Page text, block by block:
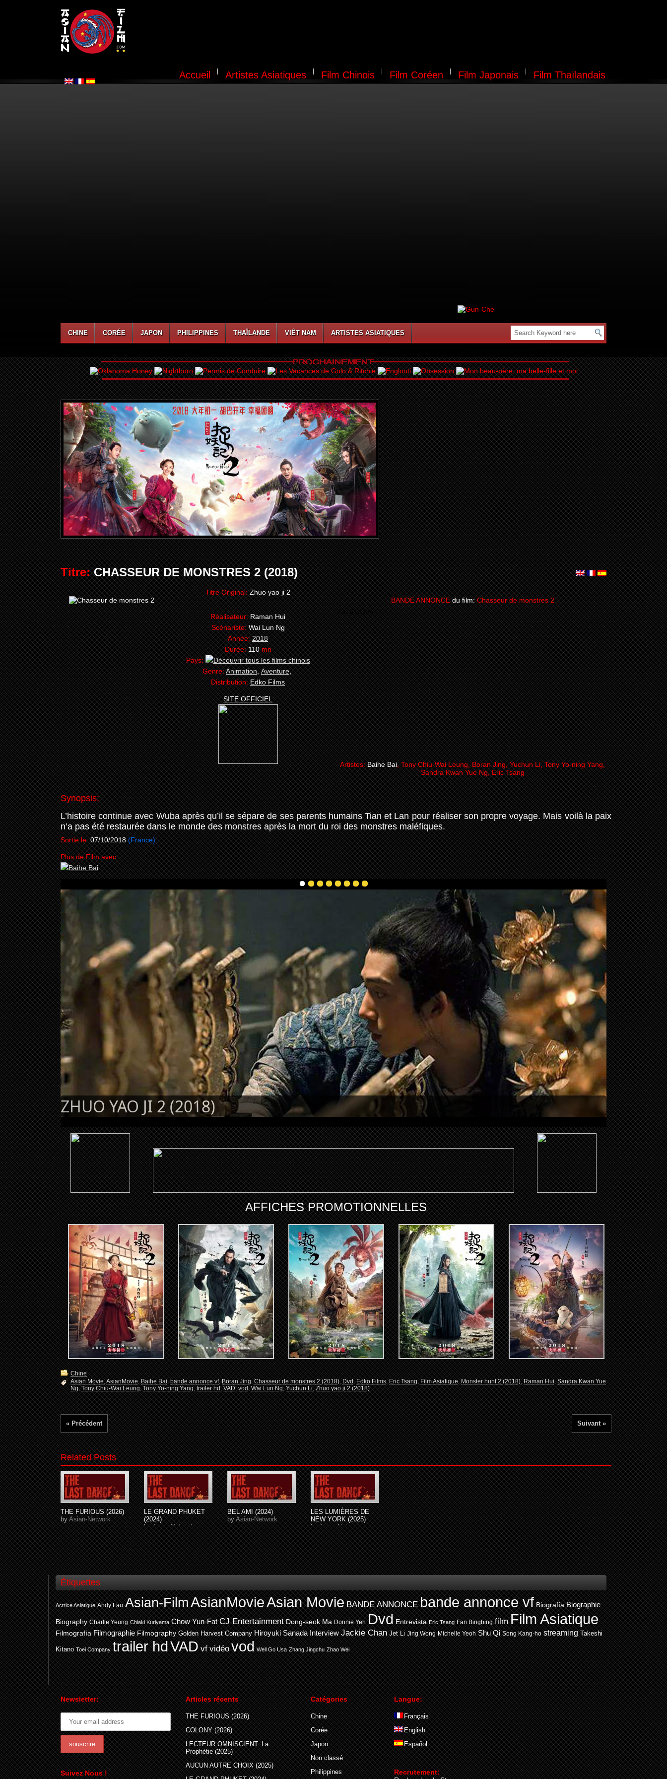
Accueil Artistes Asiatiques Film Chinois Film Coréen Film Japonais Film Thaïlandais
CHINE CORÉE JAPON PHILIPPINES THAÏLANDE VIÊT NAM ARTISTES ASIATIQUES
Titre:CHASSEUR DE MONSTRES 2 (2018)
Titre Original:Zhuo yao ji 2
Réalisateur:Raman Hui
Scénariste:Wai Lun Ng
Année:2018
Durée:110mn
Pays:
Genre:Animation,Aventure,
Distribution:Edko Films
SITE OFFICIEL
BANDE ANNONCE du film: Chasseur de monstres 2
Artistes:Baihe Bai, Tony Chiu-Wai Leung, Boran Jing, Yuchun Li, Tony Yo-ning Yang,
Sandra Kwan Yue Ng, Eric Tsang
Synopsis:
L’histoire continue avec Wuba après qu’il se sépare de ses parents humains Tian et Lan pour réaliser son propre voyage. Mais voilà la paix
n’a pas été restaurée dans le monde des monstres après la mort du roi des monstres maléfiques.
Sortie le: 07/10/2018 (France)
Plus de Film avec:
ZHUO YAO JI 2 (2018)
AFFICHES PROMOTIONNELLES
Chine
Asian Movie,AsianMovie,Baihe Bai,bande annonce vf,Boran Jing,Chasseur de monstres 2 (2018),Dvd,Edko Films,Eric Tsang,Film Asiatique,Monster hunt 2 (2018),Raman Hui,Sandra Kwan Yue
Ng,Tony Chiu-Wai Leung,Tony Yo-ning Yang,trailer hd,VAD,vod,Wai Lun Ng,Yuchun Li,Zhuo yao ji 2 (2018)
« Précédent Suivant »
Related Posts
THE FURIOUS (2026)
byAsian-Network
LE GRAND PHUKET
(2024)
byAsian-Network
BEL AMI (2024)
byAsian-Network
LES LUMIÈRES DE
NEW YORK (2025)
byAsian-Network
Étiquettes
Actrice Asiatique Andy Lau Asian-FilmAsianMovieAsian Movie BANDE ANNONCE bande annonce vf Biografía Biographie
Biography Charlie Yeung Chiaki Kuriyama Chow Yun-Fat CJ Entertainment Dong-seok Ma Donnie Yen Dvd Entrevista Eric Tsang Fan Bingbing film Film Asiatique
Filmografía Filmographie Filmography Golden Harvest Company Hiroyuki Sanada Interview Jackie Chan Jet Li Jing Wong Michelle Yeoh Shu Qi Song Kang-ho streaming Takeshi
Kitano Toei Company trailer hdVAD vf vidéo vod Well Go Usa Zhang Jingchu Zhao Wei
Newsletter:
Suivez Nous !
Articles récents
THE FURIOUS (2026)
COLONY (2026)
LECTEUR OMNISCIENT: La
Prophétie (2025)
AUCUN AUTRE CHOIX (2025)
Catégories
Chine
Corée
Japon
Non classé
Philippines
Langue:
Français
English
Español
Recrutement: